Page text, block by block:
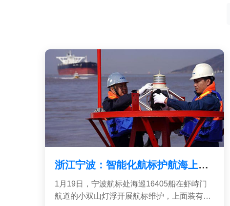
浙江宁波：智能化航标护航海上春运
1月19日，宁波航标处海巡16405船在虾峙门
航道的小双山灯浮开展航标维护，上面装有北